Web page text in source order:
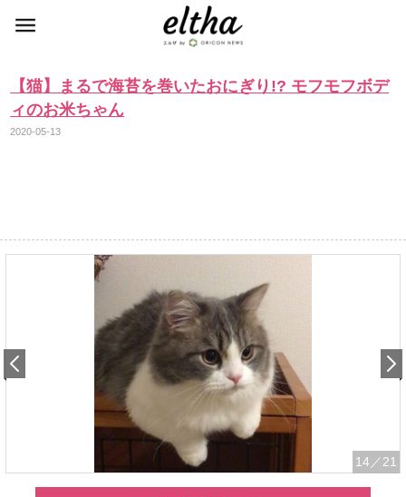
【猫】まるで海苔を巻いたおにぎり!? モフモフボデ
ィのお米ちゃん
2020-05-13
14 ／21